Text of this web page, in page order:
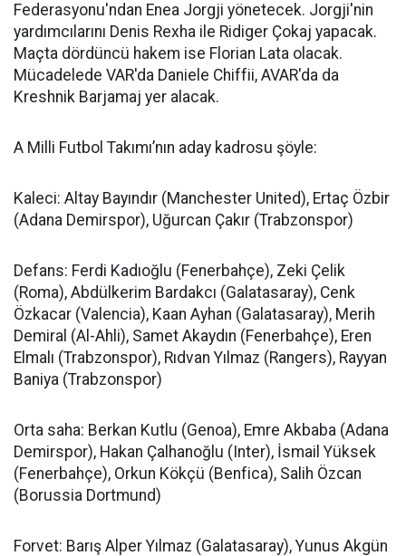
Federasyonu'ndan Enea Jorgji yönetecek. Jorgji'nin
yardımcılarını Denis Rexha ile Ridiger Çokaj yapacak.
Maçta dördüncü hakem ise Florian Lata olacak.
Mücadelede VAR'da Daniele Chiffii, AVAR'da da
Kreshnik Barjamaj yer alacak.
A Milli Futbol Takımı’nın aday kadrosu şöyle:
Kaleci: Altay Bayındır (Manchester United), Ertaç Özbir
(Adana Demirspor), Uğurcan Çakır (Trabzonspor)
Defans: Ferdi Kadıoğlu (Fenerbahçe), Zeki Çelik
(Roma), Abdülkerim Bardakcı (Galatasaray), Cenk
Özkacar (Valencia), Kaan Ayhan (Galatasaray), Merih
Demiral (Al-Ahli), Samet Akaydın (Fenerbahçe), Eren
Elmalı (Trabzonspor), Rıdvan Yılmaz (Rangers), Rayyan
Baniya (Trabzonspor)
Orta saha: Berkan Kutlu (Genoa), Emre Akbaba (Adana
Demirspor), Hakan Çalhanoğlu (Inter), İsmail Yüksek
(Fenerbahçe), Orkun Kökçü (Benfica), Salih Özcan
(Borussia Dortmund)
Forvet: Barış Alper Yılmaz (Galatasaray), Yunus Akgün